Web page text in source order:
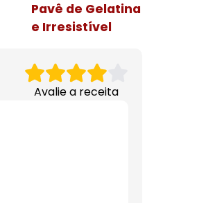
Pavê de Gelatina Cremosa
e Irresistível
Avalie a receita